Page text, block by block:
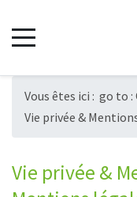
Vous êtes ici : go to :
Vie privée &
Vie privée &